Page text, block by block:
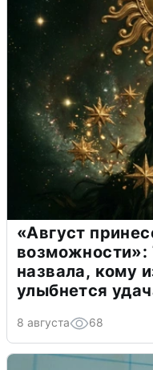
«Август
возможности»:
назвала, кому
улыбнется
8 августа 68